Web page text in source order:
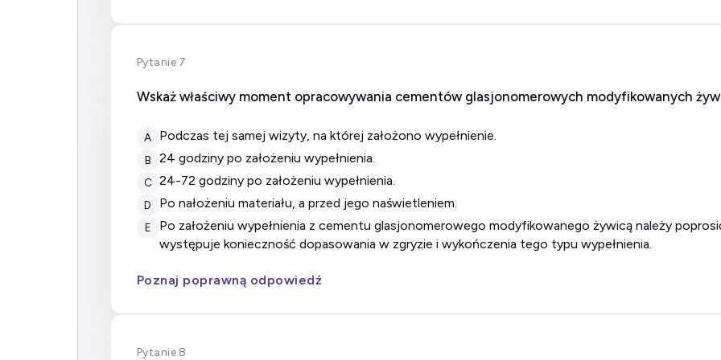
Pytanie 7
Wskaż właściwy moment opracowywania cementów glasjonomerowych modyfikowanych
A podczas tej samej wizyty, na której założono wypełnienie.
B 24 godziny po założeniu wypełnienia.
C 24-72 godziny po założeniu wypełnienia.
D po nałożeniu materiału, a przed jego naświetleniem.
E
po założeniu wypełnienia z cementu glasjonomerowego modyfikowanego żywicą należy poprosić pacjenta o zagryzienie, tak więc nie
występuje konieczność dopasowania w zgryzie i wykończenia tego typu wypełnienia.
Poznaj poprawną odpowiedź
Pytanie 8